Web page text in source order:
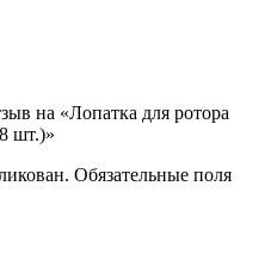
на «Лопатка для ротора
шт.)»
Обязательные поля